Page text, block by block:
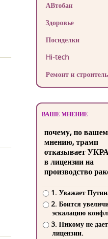
АВтобан
Здоровье
Посиделки
Hi-tech
Ремонт и
ВАШЕ МНЕНИЕ
почему, по
мнению, трамп
отказывает
в лицензии на
производство
1. Уважает
2. Боится
эскалацию
3. Никому не
лицензии.